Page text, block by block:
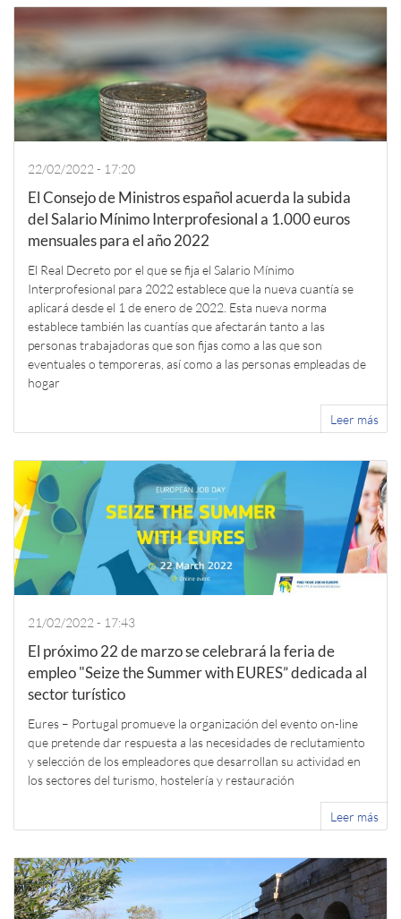
22/02/2022 - 17:20
El Consejo de Ministros español acuerda la subida
del Salario Mínimo Interprofesional a 1.000 euros
mensuales para el año 2022
El Real Decreto por el que se fija el Salario Mínimo
Interprofesional para 2022 establece que la nueva cuantía se
aplicará desde el 1 de enero de 2022. Esta nueva norma
establece también las cuantías que afectarán tanto a las
personas trabajadoras que son fijas como a las que son
eventuales o temporeras, así como a las personas empleadas de
hogar
Leer más
21/02/2022 - 17:43
El próximo 22 de marzo se celebrará la feria de
empleo "Seize the Summer with EURES” dedicada al
sector turístico
Eures – Portugal promueve la organización del evento on-line
que pretende dar respuesta a las necesidades de reclutamiento
y selección de los empleadores que desarrollan su actividad en
los sectores del turismo, hostelería y restauración
Leer más